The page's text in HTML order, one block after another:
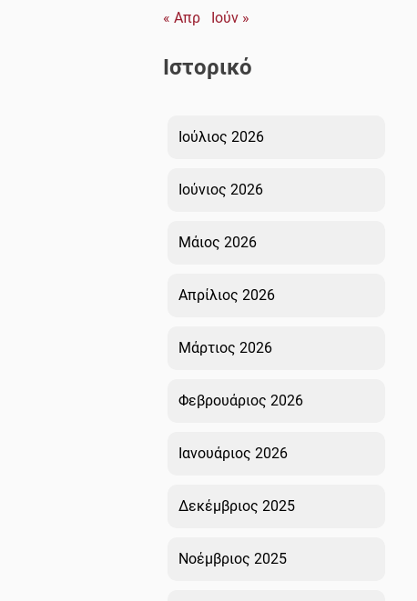
« Απρ
Ιούν »
Ιστορικό
Ιούλιος 2026
Ιούνιος 2026
Μάιος 2026
Απρίλιος 2026
Μάρτιος 2026
Φεβρουάριος 2026
Ιανουάριος 2026
Δεκέμβριος 2025
Νοέμβριος 2025